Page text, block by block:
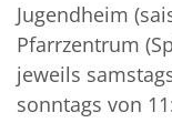
Jugendheim
Pfarrzentrum
jeweils
sonntags von